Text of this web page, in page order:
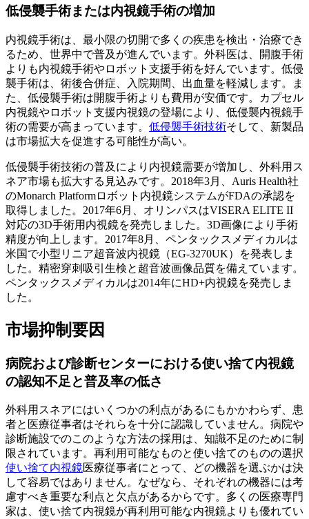
低侵襲手術または内視鏡手術の増加
内視鏡手術は、最小限の切開で多くの疾患を検出・治療でき
るため、世界中で普及が進んでいます。外科医は、開腹手術
よりも内視鏡手術やロボット支援手術を好んでいます。低侵
襲手術は、術後合併症、入院期間、出血量を軽減します。ま
た、低侵襲手術は開腹手術よりも費用が安価です。カプセル
内視鏡やロボット支援内視鏡の登場により、低侵襲内視鏡手
術の需要が高まっています。 低侵襲手術技術そして、新製品
は市場拡大を促進する可能性が高い。
低侵襲手術技術の普及により内視鏡需要が増加し、外科用ス
ネア市場も拡大する見込みです。2018年3月、Auris Health社
のMonarch Platformロボット内視鏡システムがFDAの承認を
取得しました。2017年6月、オリンパスはVISERA ELITE II
対応の3D手術用内視鏡を発売しました。3D画像により手術
精度が向上します。2017年8月、ペンタックスメディカルは
米国で小型リニア超音波内視鏡（EG-3270UK）を発表しま
した。精密穿刺吸引生検と超音波画像品質を備えています。
ペンタックスメディカルは2014年にHD+内視鏡を発売しま
した。
市場抑制要因
病院および診断センターにおける使い捨て内視鏡
の認知不足と普及率の低さ
外科用スネアにはいくつかの利点があるにもかかわらず、患
者と医療従事者はそれらを十分に認識していません。病院や
診断施設でのこのような方法の採用は、知識不足のために制
限されています。再利用可能なものと使い捨てのものの選択
使い捨て内視鏡医療従事者にとって、どの機器を選ぶかは決
して容易ではありません。なぜなら、それぞれの機器には考
慮すべき重要な利点と欠点があるからです。多くの医療専門
家は、使い捨て内視鏡が再利用可能な内視鏡よりも優れてい